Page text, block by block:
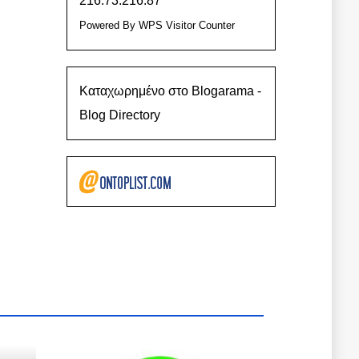
Powered By WPS Visitor Counter
Καταχωρημένο στο Blogarama -
Blog Directory